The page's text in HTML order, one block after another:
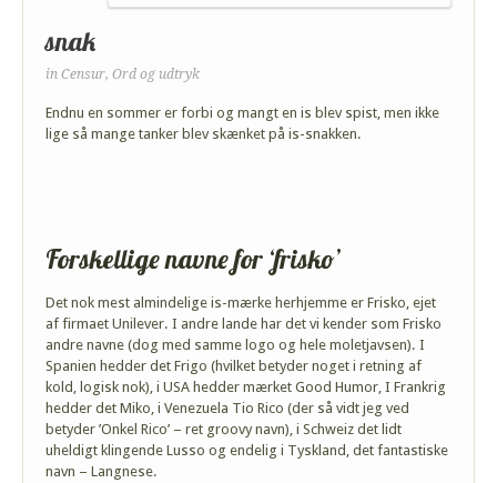
snak
in Censur, Ord og udtryk
Endnu en sommer er forbi og mangt en is blev spist, men ikke
lige så mange tanker blev skænket på is-snakken.
Forskellige navne for ‘frisko’
Det nok mest almindelige is-mærke herhjemme er Frisko, ejet
af firmaet Unilever. I andre lande har det vi kender som Frisko
andre navne (dog med samme logo og hele moletjavsen). I
Spanien hedder det Frigo (hvilket betyder noget i retning af
kold, logisk nok), i USA hedder mærket Good Humor, I Frankrig
hedder det Miko, i Venezuela Tio Rico (der så vidt jeg ved
betyder ’Onkel Rico’ – ret groovy navn), i Schweiz det lidt
uheldigt klingende Lusso og endelig i Tyskland, det fantastiske
navn – Langnese.